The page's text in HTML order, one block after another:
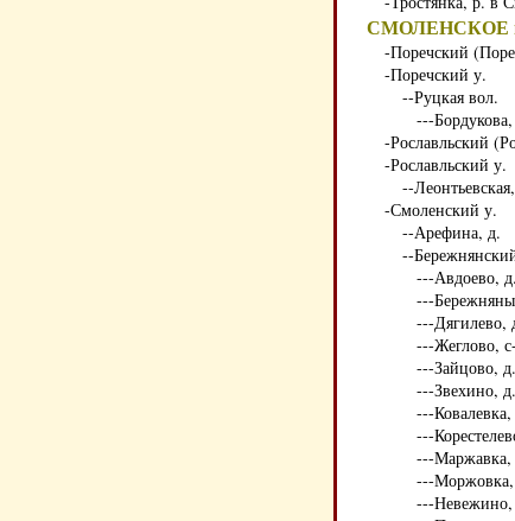
СМОЛЕНСКОЕ
-Поречский
-Поречский у.
--Руцкая вол.
---
-Рославльский
-Рославльский у.
--
-Смоленский у.
--Арефина, д.
--
---Авдоево, д.
---
---Дягилево,
---Жеглово,
---Зайцово, д.
---Звехино, д.
---Ковалевка,
---
---Маржавка,
---Моржовка,
---Невежино,